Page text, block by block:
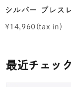
シルバー ブレス
¥14,960
最近チェッ